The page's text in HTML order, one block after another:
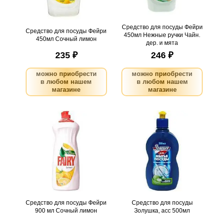
Средство для посуды Фейри
450мл Сочный лимон
поступлении товара.
235 ₽
можно приобрести
в любом нашем
магазине
Средство для посуды Фейри
450мл Нежные ручки Чайн.
дер. и мята
поступлении товара.
@
246 ₽
можно приобрести
в любом нашем
магазине
Средство для посуды Фейри
900 мл Сочный лимон
Средство для посуды
Фейри 900 мл Сочный
Можно заказать
15
Нужно больше? Оставьте
email, сообщим вам о
поступлении товара.
Средство для посуды
Золушка, асс 500мл
Средство для посуды
Золушка, асс 500мл
Можно заказать
шт
Нужно больше? Оставьте
email, сообщим вам о
поступлении товара.